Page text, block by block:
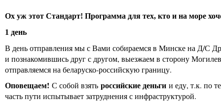
Ох уж этот Стандарт! Программа для тех, кто и на море
1 день
В день отправления мы с Вами собираемся в Минске на Д/С
и познакомившись друг с другом, выезжаем в сторону
отправляемся на беларуско-российскую границу.
Оповещаем! С собой взять российские деньги и еду, т.к. по
часть пути испытывает затруднения с инфраструктурой.